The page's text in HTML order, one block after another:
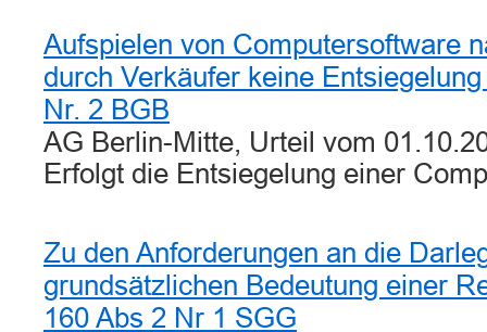
Aufspielen von Computersoftware
durch Verkäufer keine
Nr. 2 BGB
AG Berlin-Mitte, Urteil vom
Erfolgt die Entsiegelung einer
Zu den Anforderungen an die
grundsätzlichen Bedeutung einer
160 Abs 2 Nr 1 SGG